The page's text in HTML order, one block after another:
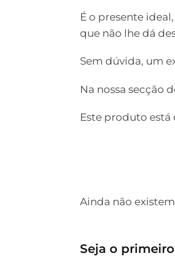
É o presente
que não lhe dá
Sem dúvida, um
Na nossa secção
Este produto está
Ainda não
Seja o